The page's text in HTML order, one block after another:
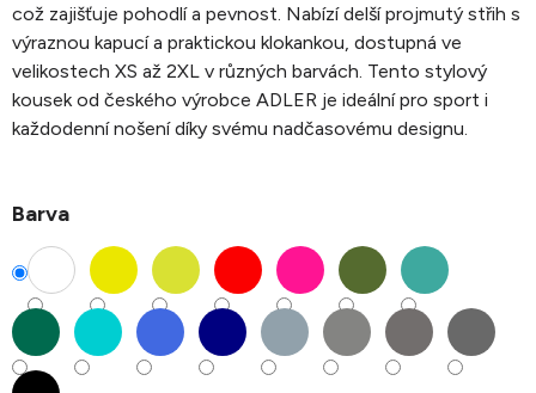
což zajišťuje pohodlí a pevnost. Nabízí delší projmutý střih s
výraznou kapucí a praktickou klokankou, dostupná ve
velikostech XS až 2XL v různých barvách. Tento stylový
kousek od českého výrobce ADLER je ideální pro sport i
každodenní nošení díky svému nadčasovému designu.
Barva